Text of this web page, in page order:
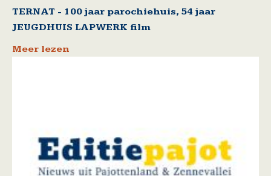
TERNAT - 100 jaar parochiehuis, 54 jaar
JEUGDHUIS LAPWERK film
Meer lezen